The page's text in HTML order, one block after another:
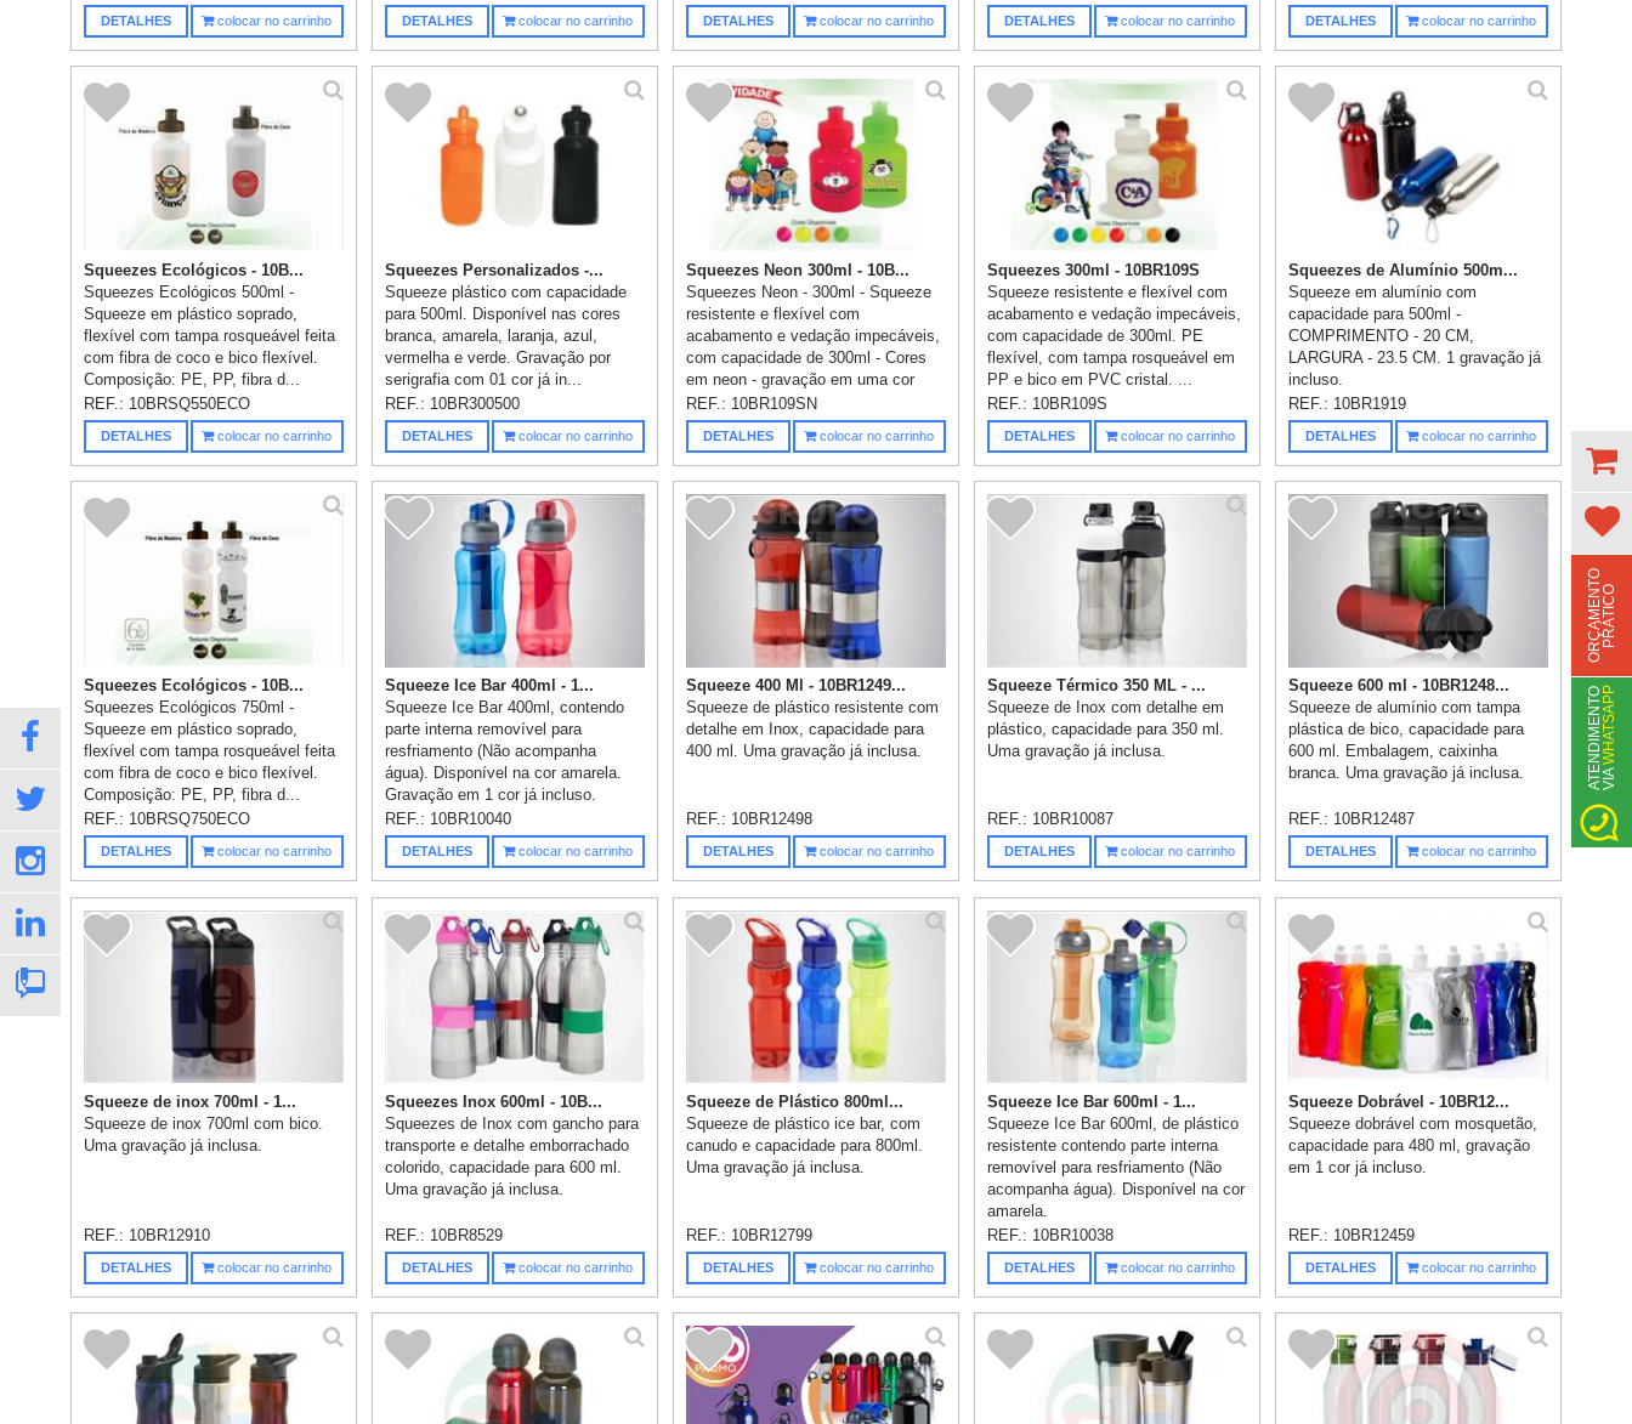
DETALHES colocar no carrinho DETALHES colocar no carrinho DETALHES colocar no carrinho DETALHES colocar no carrinho DETALHES colocar no carrinho
Squeezes Ecológicos - 10B...
Squeezes Ecológicos 500ml -
Squeeze em plástico soprado,
flexível com tampa rosqueável feita
com fibra de coco e bico flexível.
Composição: PE, PP, fibra d...
REF.: 10BRSQ550ECO
DETALHES colocar no carrinho
Squeezes Personalizados -...
Squeeze plástico com capacidade
para 500ml. Disponível nas cores
branca, amarela, laranja, azul,
vermelha e verde. Gravação por
serigrafia com 01 cor já in...
REF.: 10BR300500
DETALHES colocar no carrinho
Squeezes Neon 300ml - 10B...
Squeezes Neon - 300ml - Squeeze
resistente e flexível com
acabamento e vedação impecáveis,
com capacidade de 300ml - Cores
em neon - gravação em uma cor
ja...
REF.: 10BR109SN
DETALHES colocar no carrinho
Squeezes 300ml - 10BR109S
Squeeze resistente e flexível com
acabamento e vedação impecáveis,
com capacidade de 300ml. PE
flexível, com tampa rosqueável em
PP e bico em PVC cristal. ...
REF.: 10BR109S
DETALHES colocar no carrinho
Squeezes de Alumínio 500m...
Squeeze em alumínio com
capacidade para 500ml -
COMPRIMENTO - 20 CM,
LARGURA - 23.5 CM. 1 gravação já
incluso.
REF.: 10BR1919
DETALHES colocar no carrinho
Squeezes Ecológicos - 10B...
Squeezes Ecológicos 750ml -
Squeeze em plástico soprado,
flexível com tampa rosqueável feita
com fibra de coco e bico flexível.
Composição: PE, PP, fibra d...
REF.: 10BRSQ750ECO
DETALHES colocar no carrinho
Squeeze Ice Bar 400ml - 1...
Squeeze Ice Bar 400ml, contendo
parte interna removível para
resfriamento (Não acompanha
água). Disponível na cor amarela.
Gravação em 1 cor já incluso.
REF.: 10BR10040
DETALHES colocar no carrinho
Squeeze 400 Ml - 10BR1249...
Squeeze de plástico resistente com
detalhe em Inox, capacidade para
400 ml. Uma gravação já inclusa.
REF.: 10BR12498
DETALHES colocar no carrinho
Squeeze Térmico 350 ML - ...
Squeeze de Inox com detalhe em
plástico, capacidade para 350 ml.
Uma gravação já inclusa.
REF.: 10BR10087
DETALHES colocar no carrinho
Squeeze 600 ml - 10BR1248...
Squeeze de alumínio com tampa
plástica de bico, capacidade para
600 ml. Embalagem, caixinha
branca. Uma gravação já inclusa.
REF.: 10BR12487
DETALHES colocar no carrinho
Squeeze de inox 700ml - 1...
Squeeze de inox 700ml com bico.
Uma gravação já inclusa.
REF.: 10BR12910
DETALHES colocar no carrinho
Squeezes Inox 600ml - 10B...
Squeezes de Inox com gancho para
transporte e detalhe emborrachado
colorido, capacidade para 600 ml.
Uma gravação já inclusa.
REF.: 10BR8529
DETALHES colocar no carrinho
Squeeze de Plástico 800ml...
Squeeze de plástico ice bar, com
canudo e capacidade para 800ml.
Uma gravação já inclusa.
REF.: 10BR12799
DETALHES colocar no carrinho
Squeeze Ice Bar 600ml - 1...
Squeeze Ice Bar 600ml, de plástico
resistente contendo parte interna
removível para resfriamento (Não
acompanha água). Disponível na cor
amarela.
REF.: 10BR10038
DETALHES colocar no carrinho
Squeeze Dobrável - 10BR12...
Squeeze dobrável com mosquetão,
capacidade para 480 ml, gravação
em 1 cor já incluso.
REF.: 10BR12459
DETALHES colocar no carrinho
O
R
Ç
A
M
E
N
T
O
P
R
Á
T
I
CO
A
TE
N
D
I
M
E
N
T
O
V
I
AWHATSAPP